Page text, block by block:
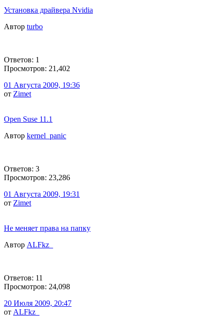
Установка драйвера Nvidia
Автор turbo
Ответов: 1
Просмотров: 21,402
01 Августа 2009, 19:36
от Zimet
Open Suse 11.1
Автор kernel_panic
Ответов: 3
Просмотров: 23,286
01 Августа 2009, 19:31
от Zimet
Не меняет права на папку
Автор ALFkz_
Ответов: 11
Просмотров: 24,098
20 Июля 2009, 20:47
от ALFkz_